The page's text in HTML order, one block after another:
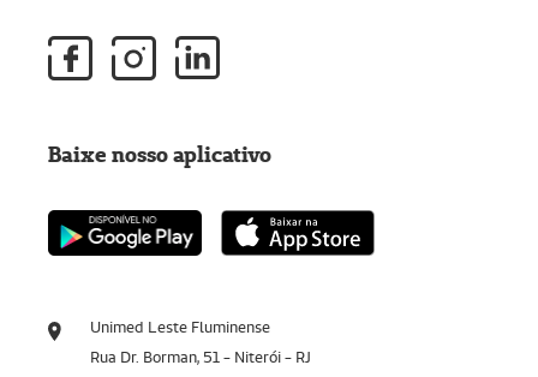
Unimed Leste Fluminense
Rua Dr. Borman, 51 - Niterói - RJ
Baixe nosso aplicativo